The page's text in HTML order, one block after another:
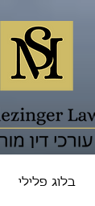
בלוג פלילי